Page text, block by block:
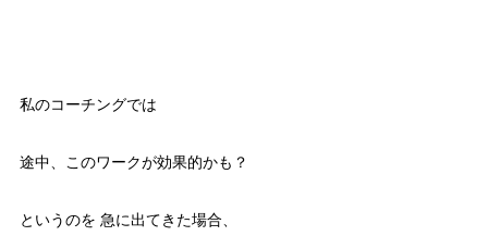
私のコーチングでは
途中、このワークが効果的かも？
というのを 急に出てきた場合、